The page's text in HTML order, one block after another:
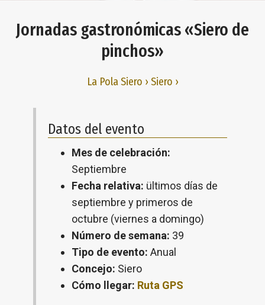
Jornadas gastronómicas «Siero de
pinchos»
La Pola Siero › Siero ›
Datos del evento
Mes de celebración:
Septiembre
Fecha relativa: ültimos días de
septiembre y primeros de
octubre (viernes a domingo)
Número de semana: 39
Tipo de evento: Anual
Concejo: Siero
Cómo llegar: Ruta GPS